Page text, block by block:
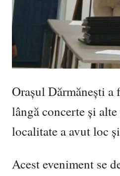
Orașul Dărmănești a
lângă concerte și
localitate a avut loc
Acest eveniment se